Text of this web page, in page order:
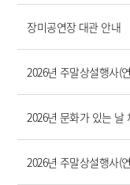
장미공연장 대관 안내
2026년 주말상설행사(
2026년 문화가 있는 날
2026년 주말상설행사(